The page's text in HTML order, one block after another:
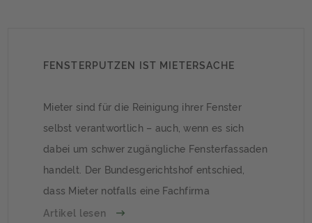
FENSTERPUTZEN IST MIETERSACHE
Mieter sind für die Reinigung ihrer Fenster
selbst verantwortlich – auch, wenn es sich
dabei um schwer zugängliche Fensterfassaden
handelt. Der Bundesgerichtshof entschied,
dass Mieter notfalls eine Fachfirma
beauftragen müssen. Mieter verlangen
Artikel lesen